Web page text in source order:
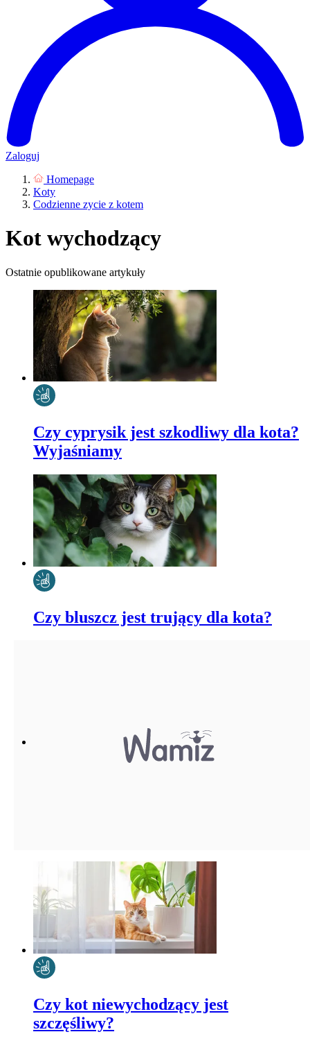
Zaloguj
Homepage
Koty
Codzienne zycie z kotem
Kot wychodzący
Ostatnie opublikowane artykuły
Czy cyprysik jest szkodliwy dla kota?
Wyjaśniamy
Czy bluszcz jest trujący dla kota?
Czy kot niewychodzący jest
szczęśliwy?